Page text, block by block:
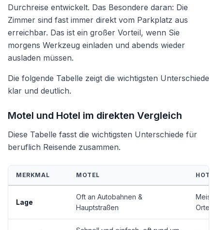
Durchreise entwickelt. Das Besondere daran: Die
Zimmer sind fast immer direkt vom Parkplatz aus
erreichbar. Das ist ein großer Vorteil, wenn Sie
morgens Werkzeug einladen und abends wieder
ausladen müssen.
Die folgende Tabelle zeigt die wichtigsten Unterschiede
klar und deutlich.
Motel und Hotel im direkten Vergleich
Diese Tabelle fasst die wichtigsten Unterschiede für
beruflich Reisende zusammen.
MERKMAL MOTEL
Lage
Oft an Autobahnen &
Hauptstraßen
Meist
Orten